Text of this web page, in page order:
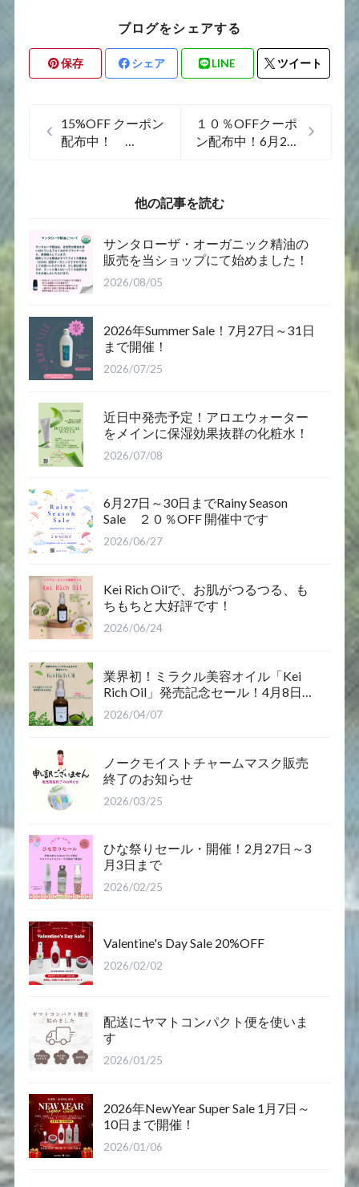
ブログをシェアする
保存 シェア LINE ツイート
15%OFF クーポン
配布中！
１０％OFFクーポ
ン配布中！6月23
他の記事を読む
サンタローザ・オーガニック精油の
販売を当ショップにて始めました！
2026/08/05
2026年Summer Sale！7月27日～31日
まで開催！
2026/07/25
近日中発売予定！アロエウォーター
をメインに保湿効果抜群の化粧水！
2026/07/08
6月27日～30日までRainy Season
Sale ２０％OFF 開催中です
2026/06/27
Kei Rich Oilで、お肌がつるつる、も
ちもちと大好評です！
2026/06/24
業界初！ミラクル美容オイル「Kei
Rich Oil」発売記念セール！4月8日12
時～12日まで
2026/04/07
ノークモイストチャームマスク販売
終了のお知らせ
2026/03/25
ひな祭りセール・開催！2月27日～3
月3日まで
2026/02/25
Valentine's Day Sale 20%OFF
2026/02/02
配送にヤマトコンパクト便を使いま
す
2026/01/25
2026年NewYear Super Sale 1月7日～
10日まで開催！
2026/01/06